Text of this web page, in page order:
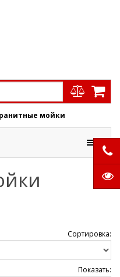
мойки
Сортировка:
Показать: